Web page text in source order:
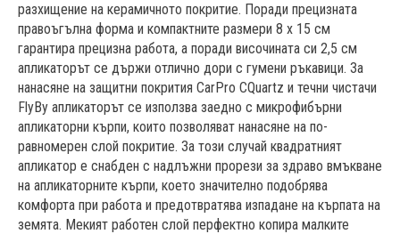
разхищение на керамичното покритие. Поради прецизната
правоъгълна форма и компактните размери 8 x 15 см
гарантира прецизна работа, а поради височината си 2,5 см
апликаторът се държи отлично дори с гумени ръкавици. За
нанасяне на защитни покрития CarPro CQuartz и течни чистачи
FlyBy апликаторът се използва заедно с микрофибърни
апликаторни кърпи, които позволяват нанасяне на по-
равномерен слой покритие. За този случай квадратният
апликатор е снабден с надлъжни прорези за здраво вмъкване
на апликаторните кърпи, което значително подобрява
комфорта при работа и предотвратява изпадане на кърпата на
земята. Мекият работен слой перфектно копира малките